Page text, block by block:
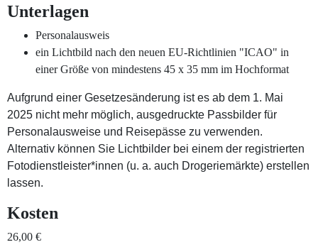
Unterlagen
Personalausweis
ein Lichtbild nach den neuen EU-Richtlinien "ICAO" in
einer Größe von mindestens 45 x 35 mm im Hochformat
Aufgrund einer Gesetzesänderung ist es ab dem 1. Mai
2025 nicht mehr möglich, ausgedruckte Passbilder für
Personalausweise und Reisepässe zu verwenden.
Alternativ können Sie Lichtbilder bei einem der registrierten
Fotodienstleister*innen (u. a. auch Drogeriemärkte) erstellen
lassen.
Kosten
26,00 €